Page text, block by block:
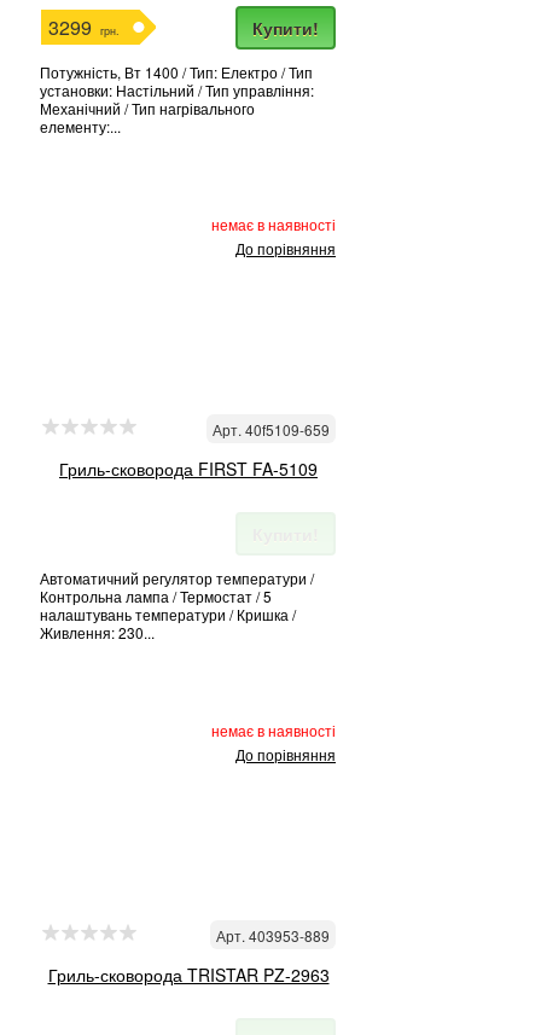
3299 грн. Купити!
Потужність, Вт 1400 / Тип: Електро / Тип
установки: Настільний / Тип управління:
Механічний / Тип нагрівального
елементу:...
немає в наявності
До порівняння
Арт. 40f5109-659
Гриль-сковорода FIRST FA-5109
Автоматичний регулятор температури /
Контрольна лампа / Термостат / 5
налаштувань температури / Кришка /
Живлення: 230...
немає в наявності
До порівняння
Арт. 403953-889
Гриль-сковорода TRISTAR PZ-2963